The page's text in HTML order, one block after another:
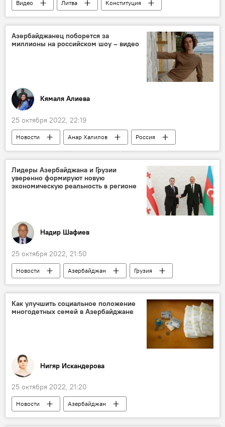
Видео Литва
Конституция
адвокат
демократия
Азербайджанец поборется за
миллионы на российском шоу – видео
Кямаля Алиева
25 октября 2022, 22:19
Новости Анар Халилов
Россия
реалити-шоу
Лидеры Азербайджана и Грузии
уверенно формируют новую
экономическую реальность в регионе
Надир Шафиев
25 октября 2022, 21:50
Новости Азербайджан
Грузия
Армения
Южный Кавказ
Колумнисты
Как улучшить социальное положение
многодетных семей в Азербайджане
Нигяр Искандерова
25 октября 2022, 21:20
Новости
Азербайджан
Новорожденные
Пособие